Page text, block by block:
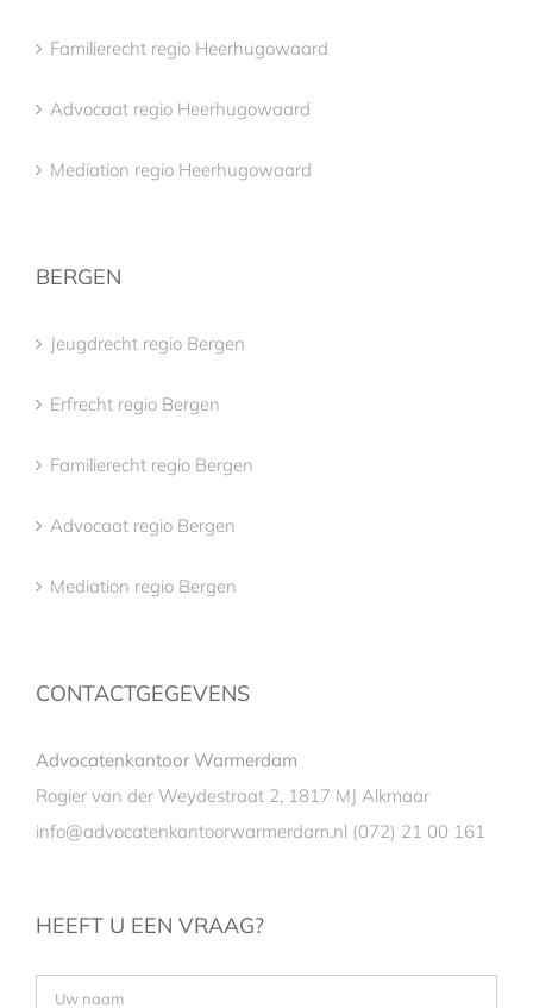
Familierecht regio Heerhugowaard
Advocaat regio Heerhugowaard
Mediation regio Heerhugowaard
BERGEN
Jeugdrecht regio Bergen
Erfrecht regio Bergen
Familierecht regio Bergen
Advocaat regio Bergen
Mediation regio Bergen
CONTACTGEGEVENS
Advocatenkantoor Warmerdam
Rogier van der Weydestraat 2, 1817 MJ Alkmaar
info@advocatenkantoorwarmerdam.nl (072) 21 00 161
HEEFT U EEN VRAAG?